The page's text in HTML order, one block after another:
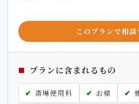
このプランで相談
プランに含まれるもの
斎場使用料 お棺